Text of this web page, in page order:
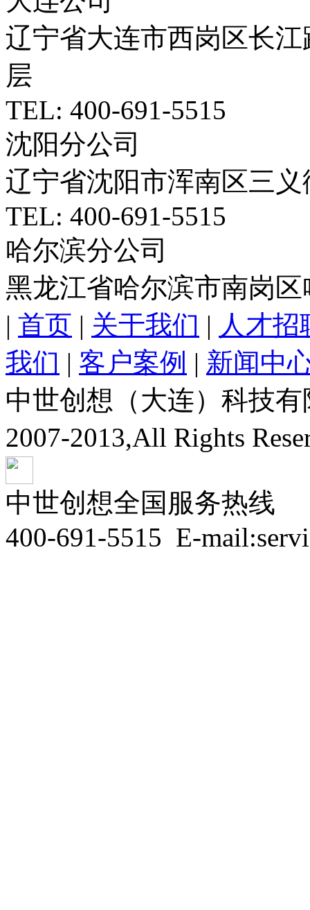
辽宁省大连市西岗区长江
层
TEL: 400-691-5515
沈阳分公司
辽宁省沈阳市浑南区三
TEL: 400-691-5515
哈尔滨分公司
黑龙江省哈尔滨市南岗
| 首页 | 关于我们 | 人才招
我们 | 客户案例 | 新闻中
中世创想（大连）科技
2007-2013,All Rights
中世创想全国服务热线
400-691-5515 E-